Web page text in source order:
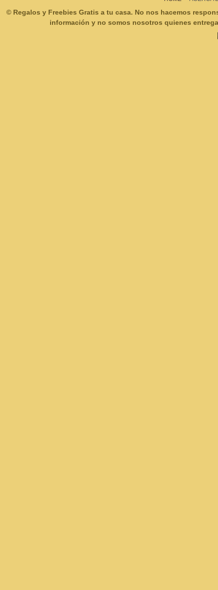
© Regalos y Freebies Gratis a tu casa. No nos hacemos
información y no somos nosotros quienes